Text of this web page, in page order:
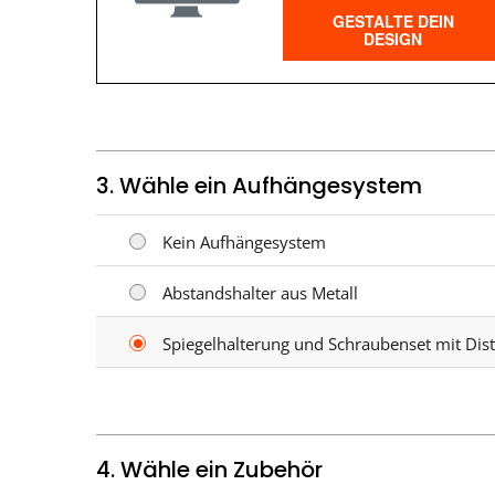
GESTALTE DEIN
DESIGN
3. Wähle ein Aufhängesystem
Kein Aufhängesystem
Abstandshalter aus Metall
Spiegelhalterung und Schraubenset mit
4. Wähle ein Zubehör